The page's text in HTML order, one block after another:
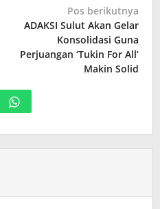
Pos berikutnya
ADAKSI Sulut Akan Gelar
Konsolidasi Guna
Perjuangan ‘Tukin For All’
Makin Solid